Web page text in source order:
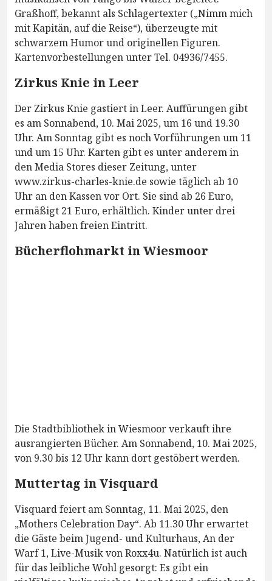
Graßhoff, bekannt als Schlagertexter („Nimm mich
mit Kapitän, auf die Reise“), überzeugte mit
schwarzem Humor und originellen Figuren.
Kartenvorbestellungen unter Tel. 04936/7455.
Zirkus Knie in Leer
Der Zirkus Knie gastiert in Leer. Auffürungen gibt
es am Sonnabend, 10. Mai 2025, um 16 und 19.30
Uhr. Am Sonntag gibt es noch Vorführungen um 11
und um 15 Uhr. Karten gibt es unter anderem in
den Media Stores dieser Zeitung, unter
www.zirkus-charles-knie.de sowie täglich ab 10
Uhr an den Kassen vor Ort. Sie sind ab 26 Euro,
ermäßigt 21 Euro, erhältlich. Kinder unter drei
Jahren haben freien Eintritt.
Bücherflohmarkt in Wiesmoor
Die Stadtbibliothek in Wiesmoor verkauft ihre
ausrangierten Bücher. Am Sonnabend, 10. Mai 2025,
von 9.30 bis 12 Uhr kann dort gestöbert werden.
Muttertag in Visquard
Visquard feiert am Sonntag, 11. Mai 2025, den
„Mothers Celebration Day“. Ab 11.30 Uhr erwartet
die Gäste beim Jugend- und Kulturhaus, An der
Warf 1, Live-Musik von Roxx4u. Natürlich ist auch
für das leibliche Wohl gesorgt: Es gibt ein